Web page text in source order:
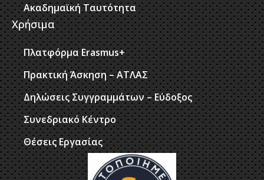
Ακαδημαϊκή Ταυτότητα
Χρήσιμα
Πλατφόρμα Erasmus+
Πρακτική Άσκηση – ΑΤΛΑΣ
Δηλώσεις Συγγραμμάτων – Εύδοξος
Συνεδριακό Κέντρο
Θέσεις Εργασίας